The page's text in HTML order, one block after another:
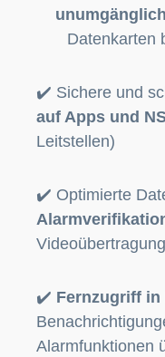
unumgänglich
Datenkarten
✔️ Sichere und
auf Apps und
Leitstellen)
✔️ Optimierte
Videoübertragung
✔️ Fernzugriff in
Alarmfunktionen